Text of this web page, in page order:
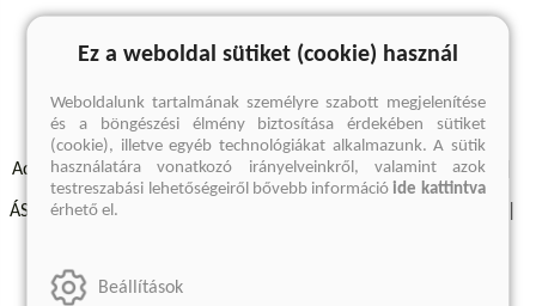
A keresett kifejezésre nincs találat
Adatvédelmi szabályzatok Elállási felmondási nyilatkozat
ÁSZF - Vásárlási feltételek
Szállítási információk
Ez a weboldal sütiket (cookie) használ
Weboldalunk tartalmának személyre szabott megjelenítése
és a böngészési élmény biztosítása érdekében sütiket
(cookie), illetve egyéb technológiákat alkalmazunk. A sütik
használatára vonatkozó irányelveinkről, valamint azok
testreszabási lehetőségeiről bővebb információide kattintva
érhető el.
Beállítások